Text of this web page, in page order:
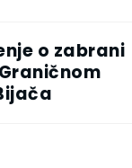
o zabrani